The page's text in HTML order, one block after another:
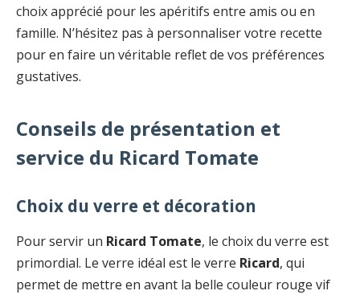
choix apprécié pour les apéritifs entre amis ou en
famille. N’hésitez pas à personnaliser votre recette
pour en faire un véritable reflet de vos préférences
gustatives.
Conseils de présentation et
service du Ricard Tomate
Choix du verre et décoration
Pour servir un Ricard Tomate, le choix du verre est
primordial. Le verre idéal est le verre Ricard, qui
permet de mettre en avant la belle couleur rouge vif